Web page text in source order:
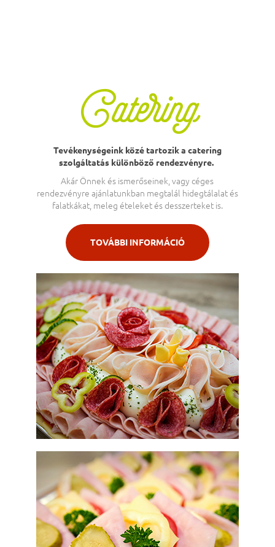
Catering
Tevékenységeink közé tartozik a catering
szolgáltatás különböző rendezvényre.
Akár Önnek és ismerőseinek, vagy céges
rendezvényre ajánlatunkban megtalál hidegtálalat és
falatkákat, meleg ételeket és desszerteket is.
TOVÁBBI INFORMÁCIÓ